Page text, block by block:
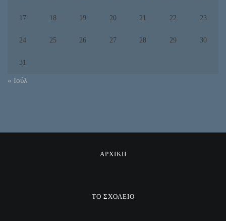
17 18 19 20 21 22 23
24 25 26 27 28 29 30
31
« Ιούλ
ΑΡΧΙΚΗ
ΤΟ ΣΧΟΛΕΙΟ